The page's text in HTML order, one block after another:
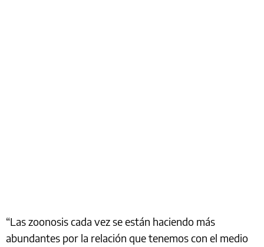
“Las zoonosis cada vez se están haciendo más
abundantes por la relación que tenemos con el medio